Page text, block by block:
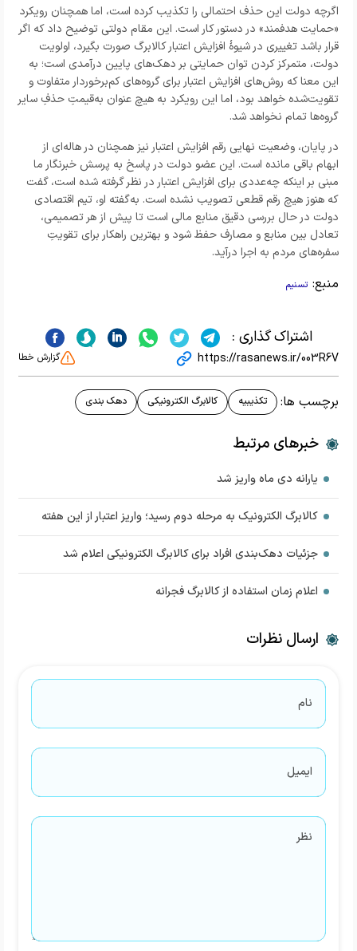
اگرچه دولت این حذف احتمالی را تکذیب کرده است، اما همچنان رویکرد
«حمایت هدفمند» در دستور کار است. این مقام دولتی توضیح داد که اگر
قرار باشد تغییری در شیوهٔ افزایش اعتبار کالابرگ صورت بگیرد، اولویت
دولت، متمرکز کردن توان حمایتی بر دهک‌های پایین درآمدی است؛ به
این معنا که روش‌های افزایش اعتبار برای گروه‌های کم‌برخوردار متفاوت و
تقویت‌شده خواهد بود، اما این رویکرد به هیچ عنوان به‌قیمتِ حذفِ سایر
گروه‌ها تمام نخواهد شد.
در پایان، وضعیت نهایی رقم افزایش اعتبار نیز همچنان در هاله‌ای از
ابهام باقی مانده است. این عضو دولت در پاسخ به پرسش خبرنگار ما
مبنی بر اینکه چه‌عددی برای افزایش اعتبار در نظر گرفته شده است، گفت
که هنوز هیچ رقم قطعی تصویب نشده است. به‌گفته او، تیم اقتصادی
دولت در حال بررسی دقیق منابع مالی است تا پیش از هر تصمیمی،
تعادل بین منابع و مصارف حفظ شود و بهترین راهکار برای تقویتِ
سفره‌های مردم به اجرا درآید.
منبع: تسنیم
اشتراک گذاری :
https://rasanews.ir/003R6V گزارش خطا
برچسب ها: تکذیبیه کالابرگ الکترونیکی دهک بندی
خبرهای مرتبط
یارانه دی ماه واریز شد
کالابرگ الکترونیک به مرحله دوم رسید؛ واریز اعتبار از این هفته
جزئیات دهک‌بندی افراد برای کالابرگ الکترونیکی اعلام شد
اعلام زمان استفاده از کالابرگ فجرانه
ارسال نظرات